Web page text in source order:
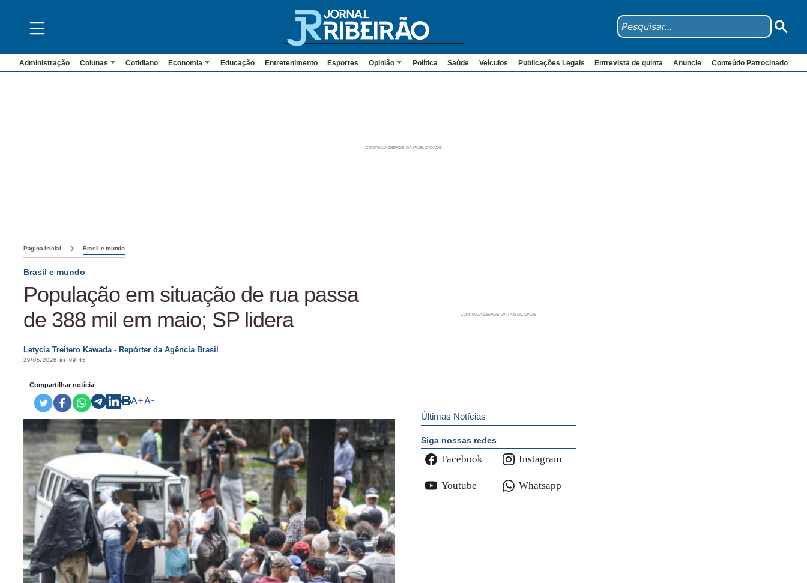
Administração Colunas Cotidiano Economia Educação Entretenimento Esportes Opinião Política Saúde Veículos Publicações Legais Entrevista de quinta Anuncie Conteúdo Patrocinado
Página inicial Brasil e mundo
Brasil e mundo
População em situação de rua passa
de 388 mil em maio; SP lidera
Letycia Treitero Kawada - Repórter da Agência Brasil
29/05/2026 às 09:45
Compartilhar notícia
A+A-
Últimas Notícias
Siga nossas redes
Facebook Instagram
Youtube Whatsapp